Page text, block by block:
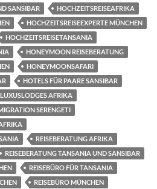
SANSIBAR
HOCHZEITSREISEAFRIKA
HOCHZEITSREISEEXPERTE MÜNCHEN
HOCHZEITSREISETANSANIA
HONEYMOON REISEBERATUNG
HONEYMOONSAFARI
HOTELS FÜR PAARE SANSIBAR
LUXUSLODGES AFRIKA
SERENGETI
REISEBERATUNG AFRIKA
REISEBERATUNG TANSANIA UND SANSIBAR
REISEBÜRO FÜR TANSANIA
REISEBÜRO MÜNCHEN